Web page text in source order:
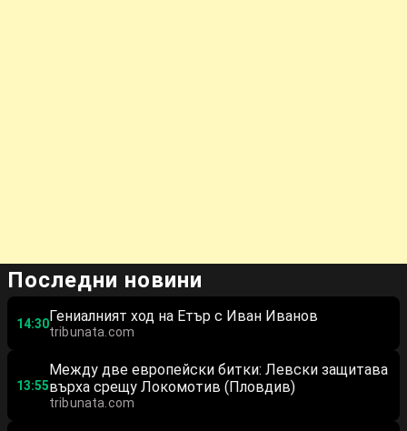
Последни новини
14:30Гениалният ход на Етър с Иван Иванов
tribunata.com
13:55
Между две европейски битки: Левски защитава
върха срещу Локомотив (Пловдив)
tribunata.com